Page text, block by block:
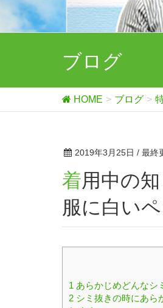
ブログ
HOME ブログ
2019年3月25日 / 最終
着用中の知らない間に汚れる事ってありませんか？お洋
服に白い
1 あらかじめどんなシ
2 シミ抜きの時にあら